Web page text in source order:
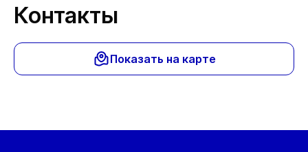
Контакты
Показать на карте